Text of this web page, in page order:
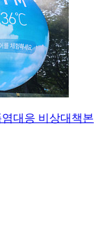
대응 비상대책본